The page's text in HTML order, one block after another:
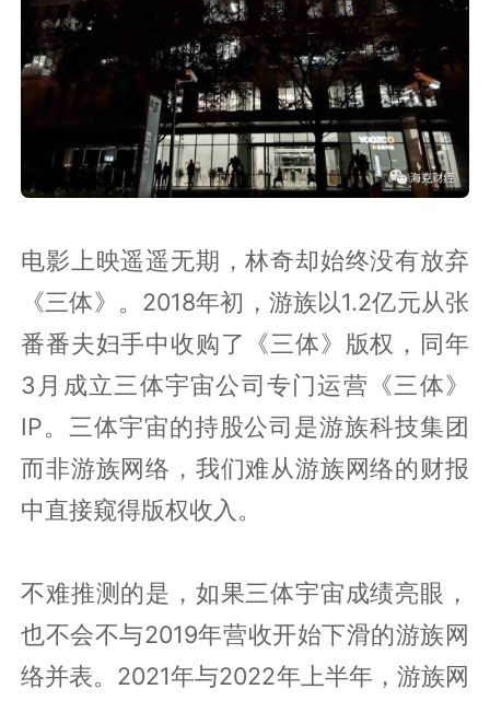
电影上映遥遥无期，林奇却始终没有放弃
《三体》。2018年初，游族以1.2亿元从张
番番夫妇手中收购了《三体》版权，同年
3月成立三体宇宙公司专门运营《三体》
IP。三体宇宙的持股公司是游族科技集团
而非游族网络，我们难从游族网络的财报
中直接窥得版权收入。
不难推测的是，如果三体宇宙成绩亮眼，
也不会不与2019年营收开始下滑的游族网
络并表。2021年与2022年上半年，游族网